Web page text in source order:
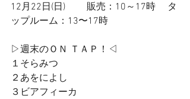
12月22日(日)         販売：10～17時　 タ
ップルーム：13〜17時
▷週末のＯＮ ＴＡＰ！◁
１そらみつ
２あをによし
３ビアフィーカ